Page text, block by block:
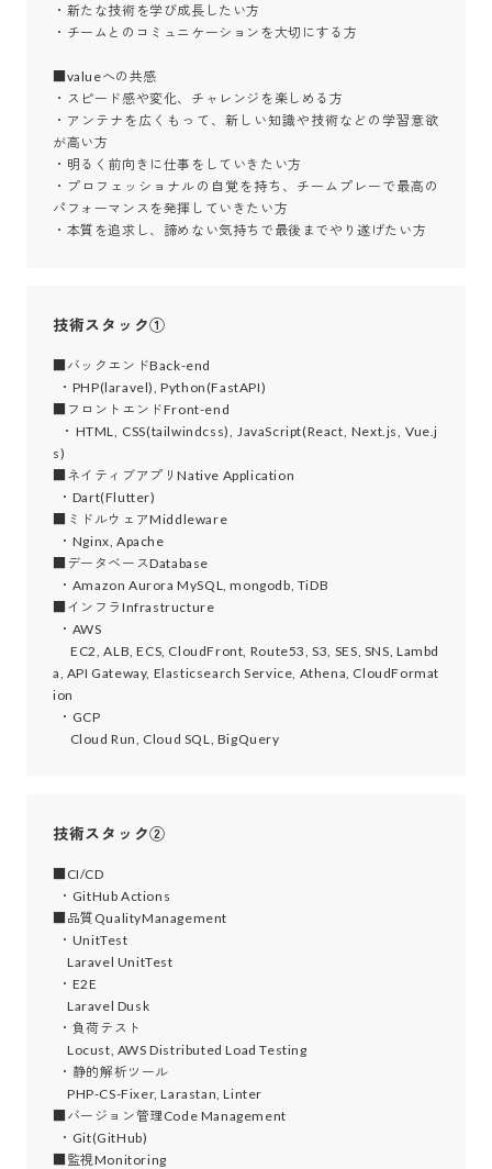
・新たな技術を学び成長したい方
・チームとのコミュニケーションを大切にする方
■valueへの共感
・スピード感や変化、チャレンジを楽しめる方
・アンテナを広くもって、新しい知識や技術などの学習意欲
が高い方
・明るく前向きに仕事をしていきたい方
・プロフェッショナルの自覚を持ち、チームプレーで最高の
パフォーマンスを発揮していきたい方
・本質を追求し、諦めない気持ちで最後までやり遂げたい方
技術スタック①
■バックエンドBack-end
■フロントエンドFront-end
s)
■ネイティブアプリNative Application
■ミドルウェアMiddleware
■データベースDatabase
■インフラInfrastructure
      EC2, ALB, ECS, CloudFront, Route53, S3, SES, SNS, Lambd
a, API Gateway, Elasticsearch Service, Athena, CloudFormat
ion
技術スタック②
■CI/CD
■品質QualityManagement
■バージョン管理Code Management
■監視Monitoring